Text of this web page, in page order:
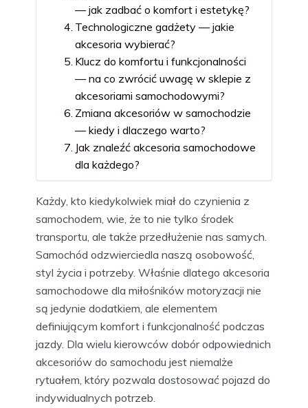
— jak zadbać o komfort i estetykę?
Technologiczne gadżety — jakie
akcesoria wybierać?
Klucz do komfortu i funkcjonalności
— na co zwrócić uwagę w sklepie z
akcesoriami samochodowymi?
Zmiana akcesoriów w samochodzie
— kiedy i dlaczego warto?
Jak znaleźć akcesoria samochodowe
dla każdego?
Każdy, kto kiedykolwiek miał do czynienia z
samochodem, wie, że to nie tylko środek
transportu, ale także przedłużenie nas samych.
Samochód odzwierciedla naszą osobowość,
styl życia i potrzeby. Właśnie dlatego akcesoria
samochodowe dla miłośników motoryzacji nie
są jedynie dodatkiem, ale elementem
definiującym komfort i funkcjonalność podczas
jazdy. Dla wielu kierowców dobór odpowiednich
akcesoriów do samochodu jest niemalże
rytuałem, który pozwala dostosować pojazd do
indywidualnych potrzeb.